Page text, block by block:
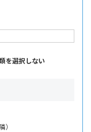
を選択しない